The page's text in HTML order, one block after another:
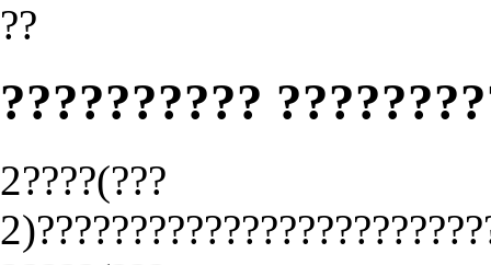
??
??????????
2????(???